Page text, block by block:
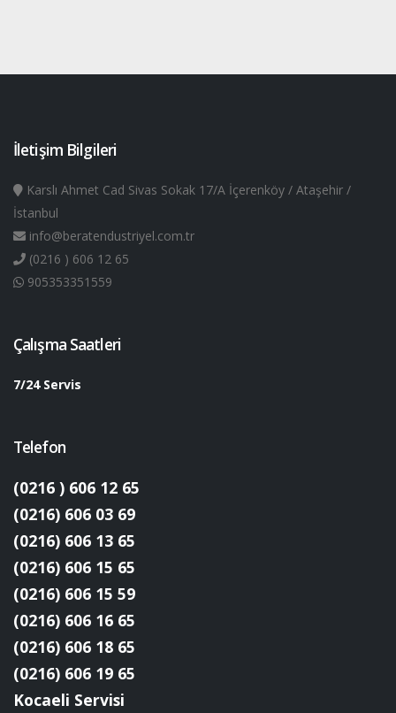
İletişim Bilgileri
Karslı Ahmet Cad Sivas Sokak 17/A İçerenköy / Ataşehir /
İstanbul
info@beratendustriyel.com.tr
(0216 ) 606 12 65
905353351559
Çalışma Saatleri
7/24 Servis
Telefon
(0216 ) 606 12 65
(0216) 606 03 69
(0216) 606 13 65
(0216) 606 15 65
(0216) 606 15 59
(0216) 606 16 65
(0216) 606 18 65
(0216) 606 19 65
Kocaeli Servisi